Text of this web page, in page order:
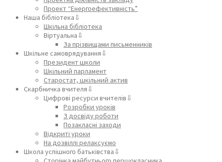
Проект “Енергоефективність”
Наша бібліотека⇩
Шкільна бібліотека
Віртуальна⇩
За прізвищами письменників
Шкільне самоврядування⇩
Президент школи
Шкільний парламент
Старостат, шкільний актив
Скарбничка вчителя⇩
Цифрові ресурси вчителів⇩
Розробки уроків
З досвіду роботи
Позакласні заходи
Відкриті уроки
На дозвіллі релаксуємо
Школа успішного батьківства⇩